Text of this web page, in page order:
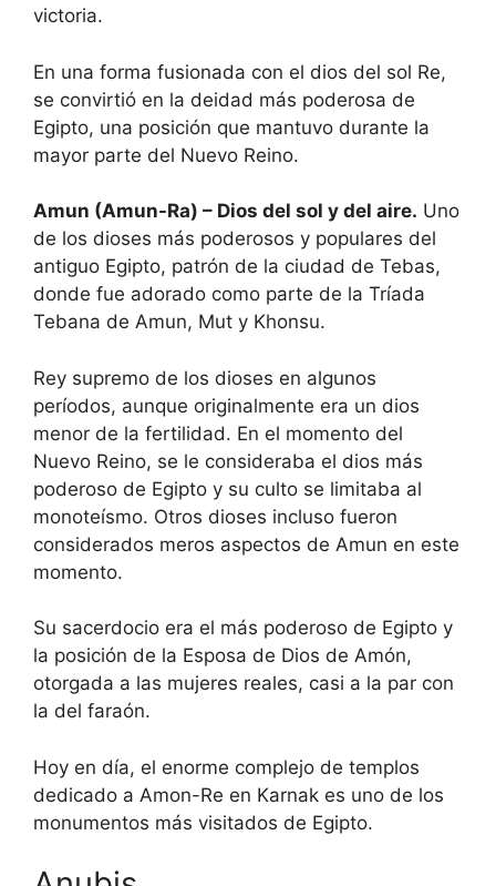
victoria.
En una forma fusionada con el dios del sol Re,
se convirtió en la deidad más poderosa de
Egipto, una posición que mantuvo durante la
mayor parte del Nuevo Reino.
Amun (Amun-Ra) – Dios del sol y del aire. Uno
de los dioses más poderosos y populares del
antiguo Egipto, patrón de la ciudad de Tebas,
donde fue adorado como parte de la Tríada
Tebana de Amun, Mut y Khonsu.
Rey supremo de los dioses en algunos
períodos, aunque originalmente era un dios
menor de la fertilidad. En el momento del
Nuevo Reino, se le consideraba el dios más
poderoso de Egipto y su culto se limitaba al
monoteísmo. Otros dioses incluso fueron
considerados meros aspectos de Amun en este
momento.
Su sacerdocio era el más poderoso de Egipto y
la posición de la Esposa de Dios de Amón,
otorgada a las mujeres reales, casi a la par con
la del faraón.
Hoy en día, el enorme complejo de templos
dedicado a Amon-Re en Karnak es uno de los
monumentos más visitados de Egipto.